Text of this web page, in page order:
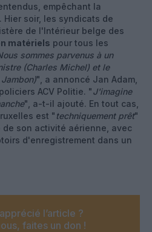
empêchant la
soir, les syndicats de
de l'Intérieur belge des
matériels pour tous les
sommes parvenus à un
(Charles Michel) et le
", a annoncé Jan Adam,
ACV Politie. "J'imagine
", a-t-il ajouté. En tout cas,
est " techniquement prêt"
son activité aérienne, avec
d'enregistrement dans un
l’article ?
faites un don !